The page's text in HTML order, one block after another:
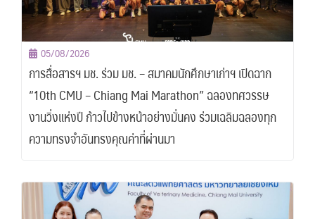
05/08/2026
การสื่อสารฯ มช. ร่วม มช. – สมาคมนักศึกษาเก่าฯ เปิดฉาก
“10th CMU – Chiang Mai Marathon” ฉลองทศวรรษ
งานวิ่งแห่งปี ก้าวไปข้างหน้าอย่างมั่นคง ร่วมเฉลิมฉลองทุก
ความทรงจำอันทรงคุณค่าที่ผ่านมา